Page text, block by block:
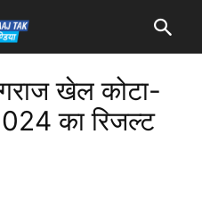
खेल कोटा-
का रिजल्ट